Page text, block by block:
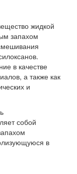
жидкой
запахом
в качестве
а также как
и
собой
в